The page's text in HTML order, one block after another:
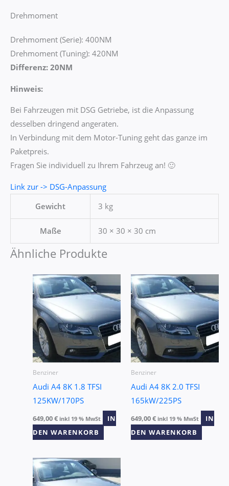
Drehmoment
Drehmoment (Serie): 400NM
Drehmoment (Tuning): 420NM
Differenz: 20NM
Hinweis:
Bei Fahrzeugen mit DSG Getriebe, ist die Anpassung
desselben dringend angeraten.
In Verbindung mit dem Motor-Tuning geht das ganze im
Paketpreis.
Fragen Sie individuell zu Ihrem Fahrzeug an! 🙂
Link zur -> DSG-Anpassung
Gewicht
3 kg
Maße 30 × 30 × 30 cm
Ähnliche Produkte
Benziner
Audi A4 8K 1.8 TFSI
125KW/170PS
649,00€ inkl 19 % MwSt
IN
DEN WARENKORB
Benziner
Audi A4 8K 2.0 TFSI
165kW/225PS
649,00€ inkl 19 % MwSt
IN
DEN WARENKORB